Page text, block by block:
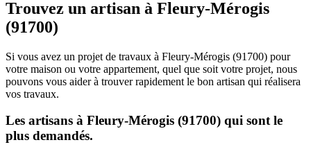
Trouvez un artisan à Fleury-Mérogis
(91700)
Si vous avez un projet de travaux à Fleury-Mérogis (91700) pour
votre maison ou votre appartement, quel que soit votre projet, nous
pouvons vous aider à trouver rapidement le bon artisan qui réalisera
vos travaux.
Les artisans à Fleury-Mérogis (91700) qui sont le
plus demandés.